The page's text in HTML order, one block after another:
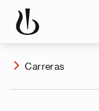
Carreras